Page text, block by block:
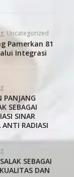
, Uncategorized
Pamerkan 81
Integrasi
PANJANG
SEBAGAI
SINAR
ANTI RADIASI
SEBAGAI
DAN